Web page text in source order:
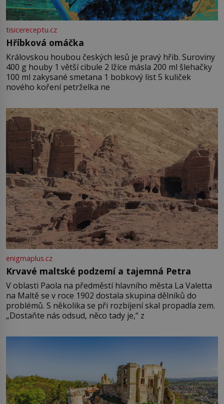
tisicereceptu.cz
Hříbková omáčka
Královskou houbou českých lesů je pravý hřib. Suroviny
400 g houby 1 větší cibule 2 lžíce másla 200 ml šlehačky
100 ml zakysané smetana 1 bobkový list 5 kuliček
nového koření petrželka ne
enigmaplus.cz
Krvavé maltské podzemí a tajemná Petra
V oblasti Paola na předměstí hlavního města La Valetta
na Maltě se v roce 1902 dostala skupina dělníků do
problémů. S několika se při rozbíjení skal propadla zem.
„Dostaňte nás odsud, něco tady je,“ z